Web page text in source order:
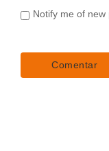
Notify me of new